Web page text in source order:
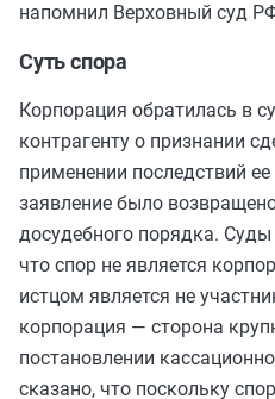
напомнил Верховный суд
Суть спора
Корпорация обратилась в
контрагенту о признании
применении последствий
заявление было
досудебного порядка. Суды
что спор не является
истцом является не
корпорация — сторона
постановлении
сказано, что поскольку